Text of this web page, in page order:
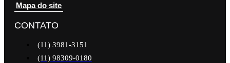
Mapa do site
CONTATO
(11) 3981-3151
(11) 98309-0180